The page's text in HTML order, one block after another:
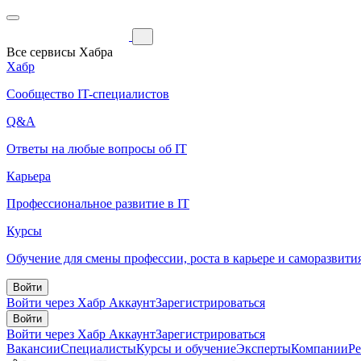
Все сервисы Хабра
Хабр
Сообщество IT-специалистов
Q&A
Ответы на любые вопросы об IT
Карьера
Профессиональное развитие в IT
Курсы
Обучение для смены профессии, роста в карьере и
Войти
Войти через Хабр АккаунтЗарегистрироваться
Войти
Войти через Хабр АккаунтЗарегистрироваться
ВакансииСпециалистыКурсы и обучениеЭкспертыКомпании